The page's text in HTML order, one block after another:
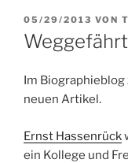
VERÖFFENTLICHT
AM
05/29/2013 VON
Im Biographieblog
neuen Artikel.
Ernst Hassenrück
ein Kollege und